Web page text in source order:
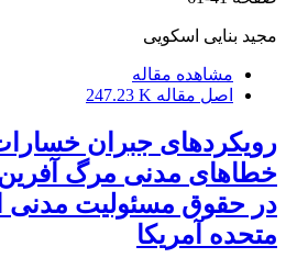
مجید بنایی اسکویی
مشاهده مقاله
اصل مقاله 247.23 K
رویکردهای جبران
خطاهای مدنی مرگ
در حقوق مسئولیت مدنی
متحده آمریکا